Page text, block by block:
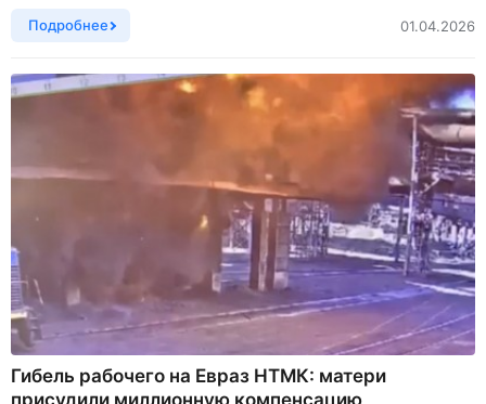
Подробнее 01.04.2026
Гибель рабочего на Евраз НТМК: матери